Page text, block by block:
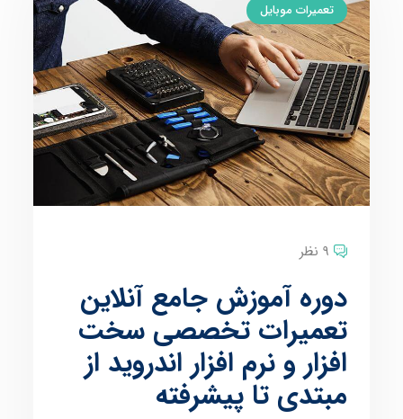
تعمیرات موبایل
9 نظر
دوره آموزش جامع آنلاین
تعمیرات تخصصی سخت
افزار و نرم افزار اندروید از
مبتدی تا پیشرفته